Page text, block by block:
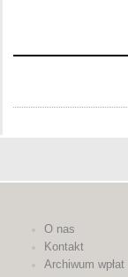
O nas
Kontakt
Archiwum wpłat